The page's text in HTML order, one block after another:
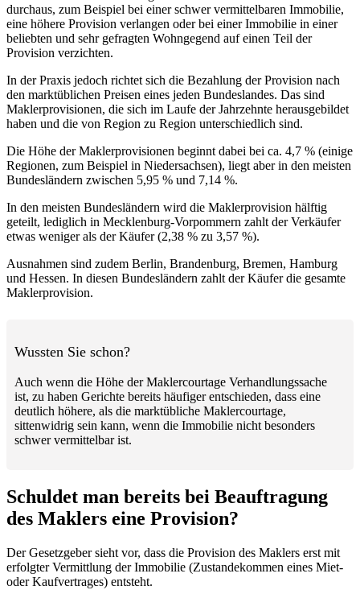
durchaus, zum Beispiel bei einer schwer vermittelbaren Immobilie,
eine höhere Provision verlangen oder bei einer Immobilie in einer
beliebten und sehr gefragten Wohngegend auf einen Teil der
Provision verzichten.
In der Praxis jedoch richtet sich die Bezahlung der Provision nach
den marktüblichen Preisen eines jeden Bundeslandes. Das sind
Maklerprovisionen, die sich im Laufe der Jahrzehnte herausgebildet
haben und die von Region zu Region unterschiedlich sind.
Die Höhe der Maklerprovisionen beginnt dabei bei ca. 4,7 % (einige
Regionen, zum Beispiel in Niedersachsen), liegt aber in den meisten
Bundesländern zwischen 5,95 % und 7,14 %.
In den meisten Bundesländern wird die Maklerprovision hälftig
geteilt, lediglich in Mecklenburg-Vorpommern zahlt der Verkäufer
etwas weniger als der Käufer (2,38 % zu 3,57 %).
Ausnahmen sind zudem Berlin, Brandenburg, Bremen, Hamburg
und Hessen. In diesen Bundesländern zahlt der Käufer die gesamte
Maklerprovision.
Wussten Sie schon?
Auch wenn die Höhe der Maklercourtage Verhandlungssache
ist, zu haben Gerichte bereits häufiger entschieden, dass eine
deutlich höhere, als die marktübliche Maklercourtage,
sittenwidrig sein kann, wenn die Immobilie nicht besonders
schwer vermittelbar ist.
Schuldet man bereits bei Beauftragung
des Maklers eine Provision?
Der Gesetzgeber sieht vor, dass die Provision des Maklers erst mit
erfolgter Vermittlung der Immobilie (Zustandekommen eines Miet-
oder Kaufvertrages) entsteht.